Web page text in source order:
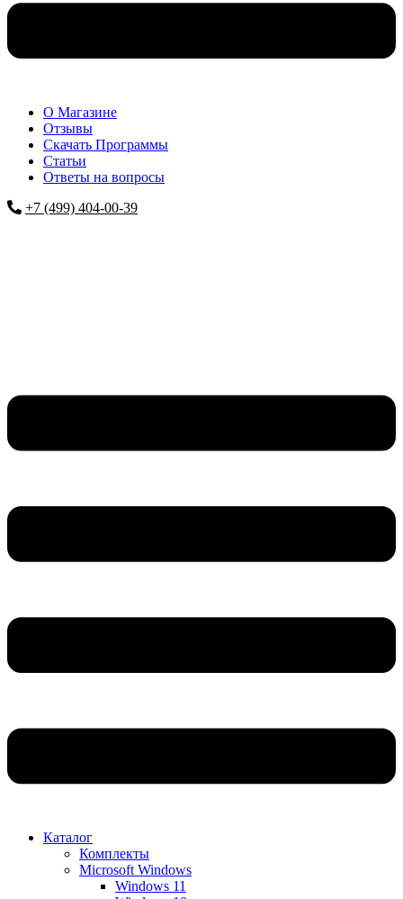
О Магазине
Отзывы
Скачать Программы
Статьи
Ответы на вопросы
+7 (499) 404-00-39
Каталог
Комплекты
Microsoft Windows
Windows 11